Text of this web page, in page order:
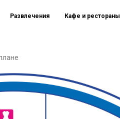
Развлечения Кафе и рестораны